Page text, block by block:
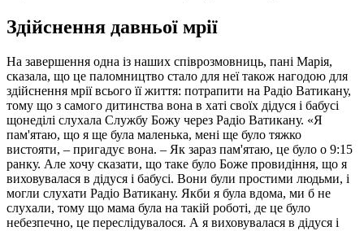
Здійснення давньої мрії
На завершення одна із наших співрозмовниць, пані Марія,
сказала, що це паломництво стало для неї також нагодою для
здійснення мрії всього її життя: потрапити на Радіо Ватикану,
тому що з самого дитинства вона в хаті своїх дідуся і бабусі
щонеділі слухала Службу Божу через Радіо Ватикану. «Я
пам'ятаю, що я ще була маленька, мені ще було тяжко
вистояти, – пригадує вона. – Як зараз пам'ятаю, це було о 9:15
ранку. Але хочу сказати, що таке було Боже провидіння, що я
виховувалася в дідуся і бабусі. Вони були простими людьми, і
могли слухати Радіо Ватикану. Якби я була вдома, ми б не
слухали, тому що мама була на такій роботі, де це було
небезпечно, це переслідувалося. А я виховувалася в дідуся і